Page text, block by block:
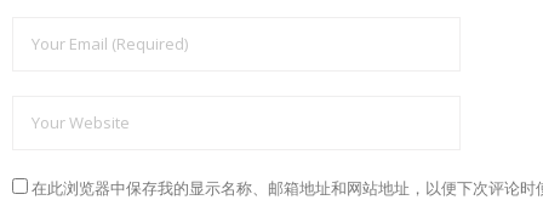
在此浏览器中保存我的显示名称、邮箱地址和网站地址，以便下次评论时